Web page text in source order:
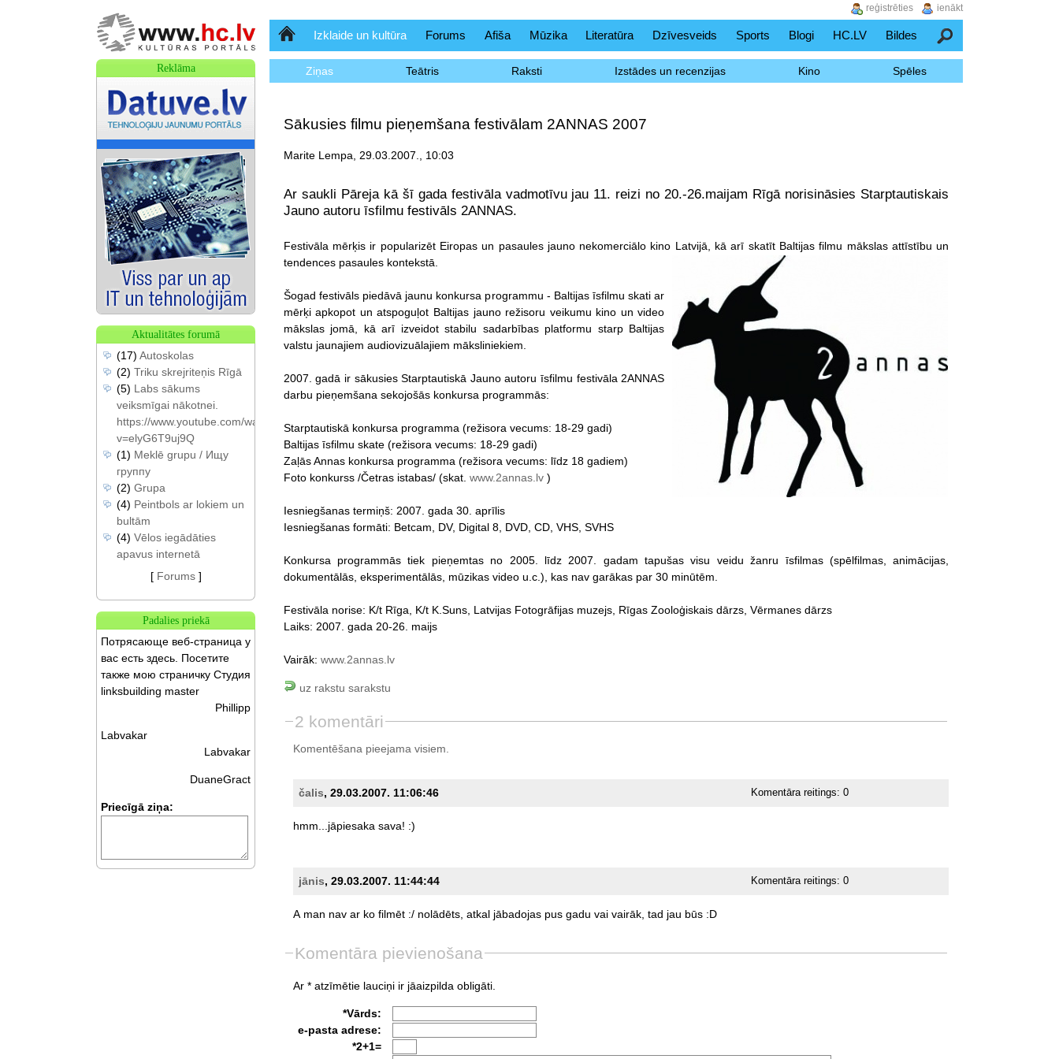
SākumlapaIzklaide un kultūra Forums Afiša Mūzika Literatūra Dzīvesveids Sports Blogi HC.LV Bildes Meklēšana
Ziņas Teātris Raksti Izstādes un recenzijas Kino Spēles
Sākusies filmu pieņemšana festivālam 2ANNAS 2007
Marite Lempa, 29.03.2007., 10:03
Ar saukli Pāreja kā šī gada festivāla vadmotīvu jau 11. reizi no 20.-26.maijam Rīgā norisināsies Starptautiskais
Jauno autoru īsfilmu festivāls 2ANNAS.
Festivāla mērķis ir popularizēt Eiropas un pasaules jauno nekomerciālo kino Latvijā, kā arī skatīt Baltijas filmu mākslas attīstību un
tendences pasaules kontekstā.
Šogad festivāls piedāvā jaunu konkursa programmu - Baltijas īsfilmu skati ar
mērķi apkopot un atspoguļot Baltijas jauno režisoru veikumu kino un video
mākslas jomā, kā arī izveidot stabilu sadarbības platformu starp Baltijas
valstu jaunajiem audiovizuālajiem māksliniekiem.
2007. gadā ir sākusies Starptautiskā Jauno autoru īsfilmu festivāla 2ANNAS
darbu pieņemšana sekojošās konkursa programmās:
Starptautiskā konkursa programma (režisora vecums: 18-29 gadi)
Baltijas īsfilmu skate (režisora vecums: 18-29 gadi)
Zaļās Annas konkursa programma (režisora vecums: līdz 18 gadiem)
Foto konkurss /Četras istabas/ (skat. www.2annas.lv)
Iesniegšanas termiņš: 2007. gada 30. aprīlis
Iesniegšanas formāti: Betcam, DV, Digital 8, DVD, CD, VHS, SVHS
Konkursa programmās tiek pieņemtas no 2005. līdz 2007. gadam tapušas visu veidu žanru īsfilmas (spēlfilmas, animācijas,
dokumentālās, eksperimentālās, mūzikas video u.c.), kas nav garākas par 30 minūtēm.
Festivāla norise: K/t Rīga, K/t K.Suns, Latvijas Fotogrāfijas muzejs, Rīgas Zooloģiskais dārzs, Vērmanes dārzs
Laiks: 2007. gada 20-26. maijs
Vairāk: www.2annas.lv
uz rakstu sarakstu
2 komentāri
Komentēšana pieejama visiem.
čalis, 29.03.2007. 11:06:46 Komentāra reitings:0
hmm...jāpiesaka sava! :)
jānis, 29.03.2007. 11:44:44 Komentāra reitings:0
A man nav ar ko filmēt :/ nolādēts, atkal jābadojas pus gadu vai vairāk, tad jau būs :D
Komentāra pievienošana
Ar * atzīmētie lauciņi ir jāaizpilda obligāti.
*Vārds:
e-pasta adrese:
*2+1=
Reklāma
Aktualitātes forumā
(17) Autoskolas
(2) Triku skrejriteņis Rīgā
(5) Labs sākums
veiksmīgai nākotnei.
https://www.youtube.com/watch?
v=elyG6T9uj9Q
(1) Meklē grupu / Ищу
группу
(2) Grupa
(4) Peintbols ar lokiem un
bultām
(4) Vēlos iegādāties
apavus internetā
[ Forums]
Padalies priekā
Потрясающе веб-страница у
вас есть здесь. Посетите
также мою страничку Студия
linksbuilding master
Phillipp
Labvakar
Labvakar
DuaneGract
Priecīgā ziņa:
ienākt
reģistrēties